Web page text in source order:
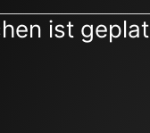
ist